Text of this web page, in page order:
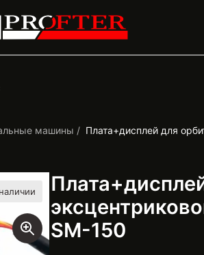
машины
Плата+дисплей для
SM-150